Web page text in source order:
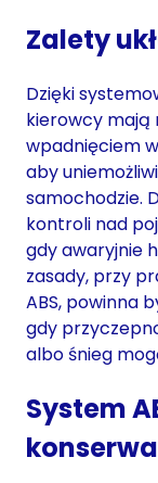
Zalety
Dzięki
kierowcy mają
wpadnięciem w
aby
samochodzie.
kontroli nad
gdy awaryjnie
zasady, przy
ABS, powinna
gdy
albo śnieg
System